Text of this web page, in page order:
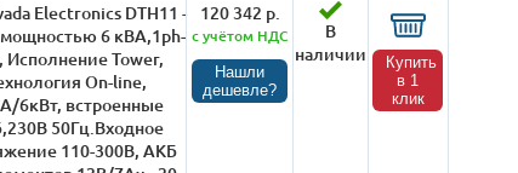
Electronics DTH11 -
6 кВА,1ph-
Исполнение Tower,
On-line,
6кВт, встроенные
50Гц.Входное
110-300В, АКБ
120 342 р.
с учётом НДС
Нашли
дешевле?
В
наличии
Купить
в 1
клик